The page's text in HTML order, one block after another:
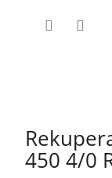
450 4/0